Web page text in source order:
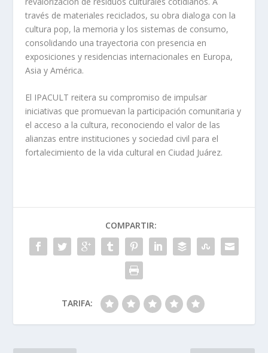
través de materiales reciclados, su obra dialoga con la
cultura pop, la memoria y los sistemas de consumo,
consolidando una trayectoria con presencia en
exposiciones y residencias internacionales en Europa,
Asia y América.
El IPACULT reitera su compromiso de impulsar
iniciativas que promuevan la participación comunitaria y
el acceso a la cultura, reconociendo el valor de las
alianzas entre instituciones y sociedad civil para el
fortalecimiento de la vida cultural en Ciudad Juárez.
COMPARTIR:
TARIFA: